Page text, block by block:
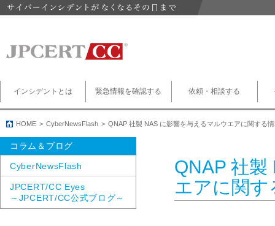
インシデントとは 緊急情報を確認する 依頼・相談する
HOME CyberNewsFlash QNAP 社製 NAS に影響を与えるマルウエアに関する
QNAP 社
エアに関
コラム＆ブログ
CyberNewsFlash
JPCERT/CC Eyes
～JPCERT/CC公式ブログ～